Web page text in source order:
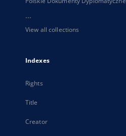
...
View all collections
Indexes
Rights
Title
Creator